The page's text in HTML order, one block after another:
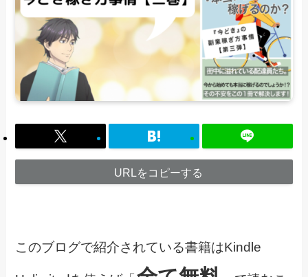
URLをコピーする
このブログで紹介されている書籍はKindle